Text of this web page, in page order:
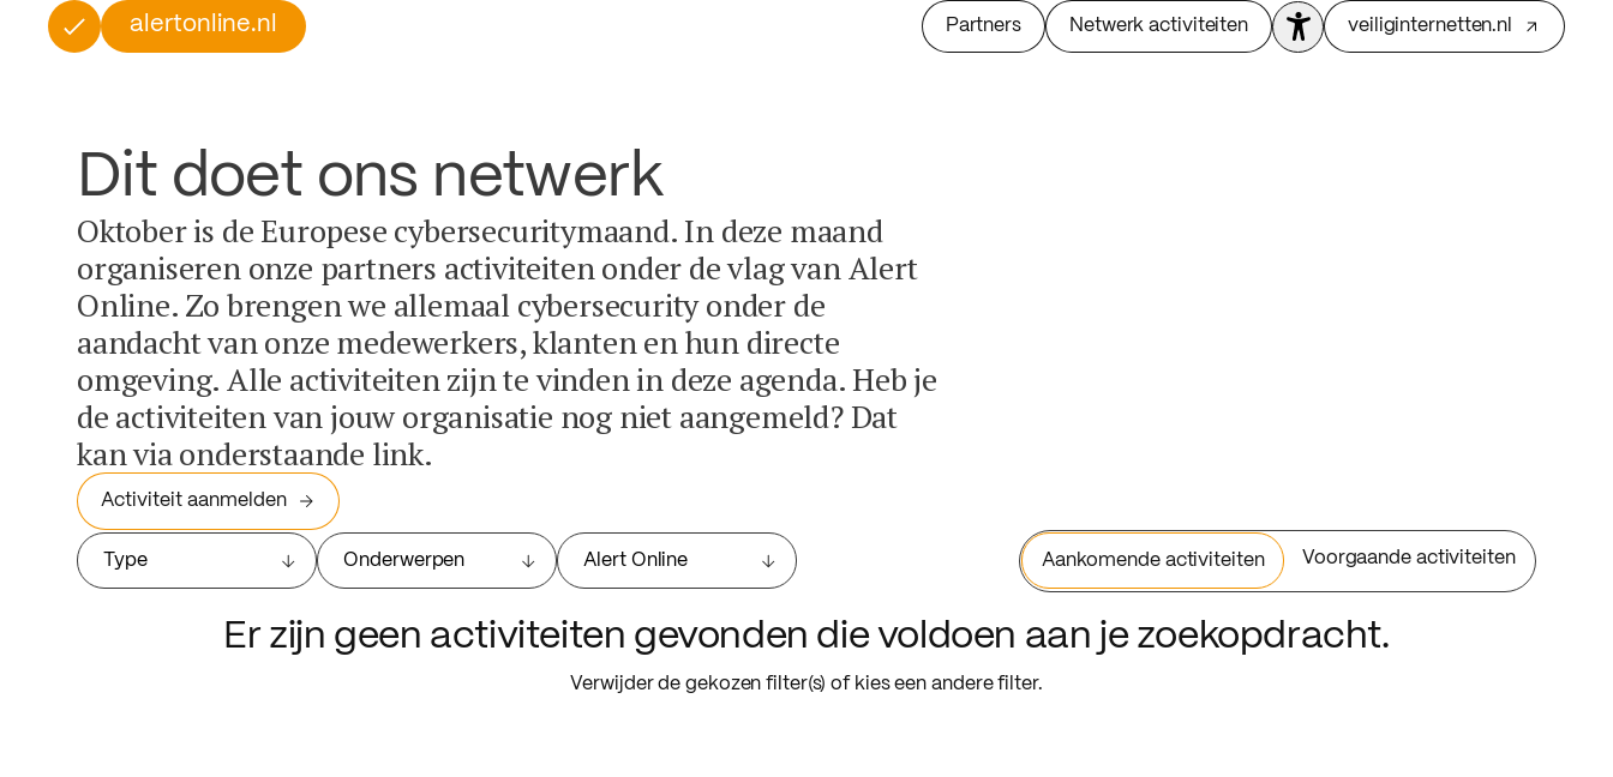
alertonline.nl Partners Netwerk activiteiten veiliginternetten.nl
Dit doet ons netwerk
Oktober is de Europese cybersecuritymaand. In deze maand
organiseren onze partners activiteiten onder de vlag van Alert
Online. Zo brengen we allemaal cybersecurity onder de
aandacht van onze medewerkers, klanten en hun directe
omgeving. Alle activiteiten zijn te vinden in deze agenda. Heb je
de activiteiten van jouw organisatie nog niet aangemeld? Dat
kan via onderstaande link.
Activiteit aanmelden
Type Onderwerpen Alert Online Aankomende activiteiten Voorgaande activiteiten
Er zijn geen activiteiten gevonden die voldoen aan je zoekopdracht.
Verwijder de gekozen filter(s) of kies een andere filter.